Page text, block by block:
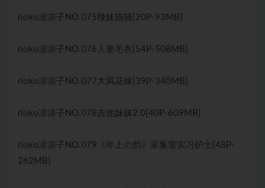
rioko凉凉子NO.075辣妹猫猫[20P-93MB]
rioko凉凉子NO.076人妻毛衣[54P-508MB]
rioko凉凉子NO.077大凤花嫁[39P-340MB]
rioko凉凉子NO.078吉他妹妹2.0[40P-609MB]
rioko凉凉子NO.079《年上の韵》采集室实习护士[48P-
262MB]